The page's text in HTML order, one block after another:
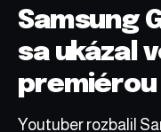
Samsung
sa ukázal
premiérou
Youtuber rozbalil